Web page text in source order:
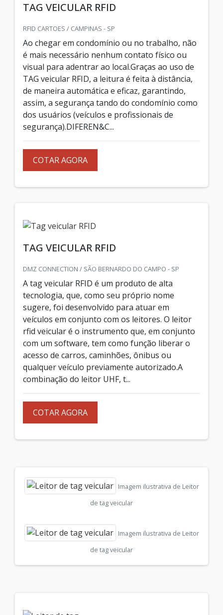
TAG VEICULAR RFID
RFID CARTOES / CAMPINAS - SP
Ao chegar em condomínio ou no trabalho, não
é mais necessário nenhum contato físico ou
visual para adentrar ao local.Graças ao uso de
TAG veicular RFID, a leitura é feita à distância,
de maneira automática e eficaz, garantindo,
assim, a segurança tando do condomínio como
dos usuários (veículos e profissionais de
segurança).DIFEREN&C...
COTAR AGORA
TAG VEICULAR RFID
DMZ CONNECTION / SÃO BERNARDO DO CAMPO - SP
A tag veicular RFID é um produto de alta
tecnologia, que, como seu próprio nome
sugere, foi desenvolvido para atuar em
veículos em conjunto com os leitores. O leitor
rfid veicular é o instrumento que, em conjunto
com um software, tem como função liberar o
acesso de carros, caminhões, ônibus ou
qualquer veículo previamente autorizado.A
combinação do leitor UHF, t...
COTAR AGORA
Imagem ilustrativa de Leitor
de tag veicular
Imagem ilustrativa de Leitor
de tag veicular